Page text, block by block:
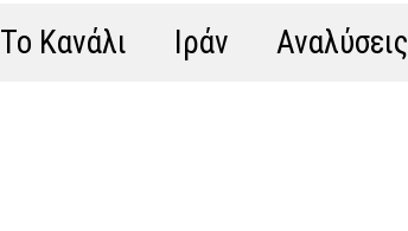
Το Κανάλι Ιράν Αναλύσεις